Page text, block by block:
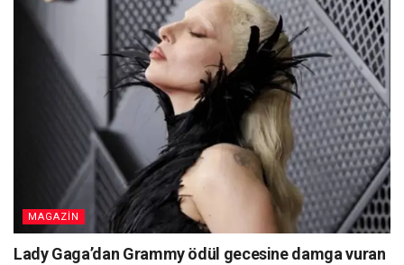
MAGAZİN
Lady Gaga’dan Grammy ödül gecesine damga vuran